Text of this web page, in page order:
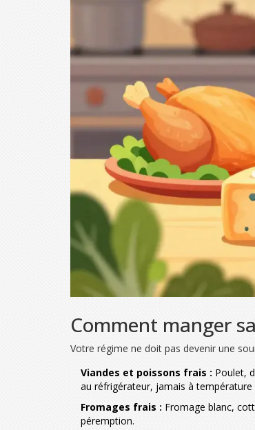
Comment manger
Votre régime ne doit pas devenir une
Viandes et poissons frais : Poulet,
au réfrigérateur, jamais à température
Fromages frais : Fromage blanc,
péremption.